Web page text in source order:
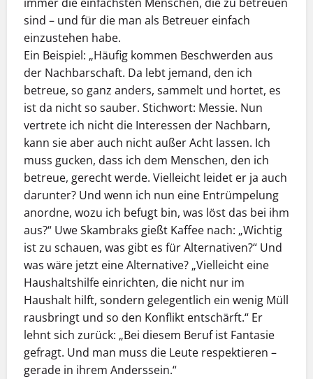
sind – und für die man als Betreuer einfach
einzustehen habe.
Ein Beispiel: „Häufig kommen Beschwerden aus
der Nachbarschaft. Da lebt jemand, den ich
betreue, so ganz anders, sammelt und hortet, es
ist da nicht so sauber. Stichwort: Messie. Nun
vertrete ich nicht die Interessen der Nachbarn,
kann sie aber auch nicht außer Acht lassen. Ich
muss gucken, dass ich dem Menschen, den ich
betreue, gerecht werde. Vielleicht leidet er ja auch
darunter? Und wenn ich nun eine Entrümpelung
anordne, wozu ich befugt bin, was löst das bei ihm
aus?“ Uwe Skambraks gießt Kaffee nach: „Wichtig
ist zu schauen, was gibt es für Alternativen?“ Und
was wäre jetzt eine Alternative? „Vielleicht eine
Haushaltshilfe einrichten, die nicht nur im
Haushalt hilft, sondern gelegentlich ein wenig Müll
rausbringt und so den Konflikt entschärft.“ Er
lehnt sich zurück: „Bei diesem Beruf ist Fantasie
gefragt. Und man muss die Leute respektieren –
gerade in ihrem Anderssein.“